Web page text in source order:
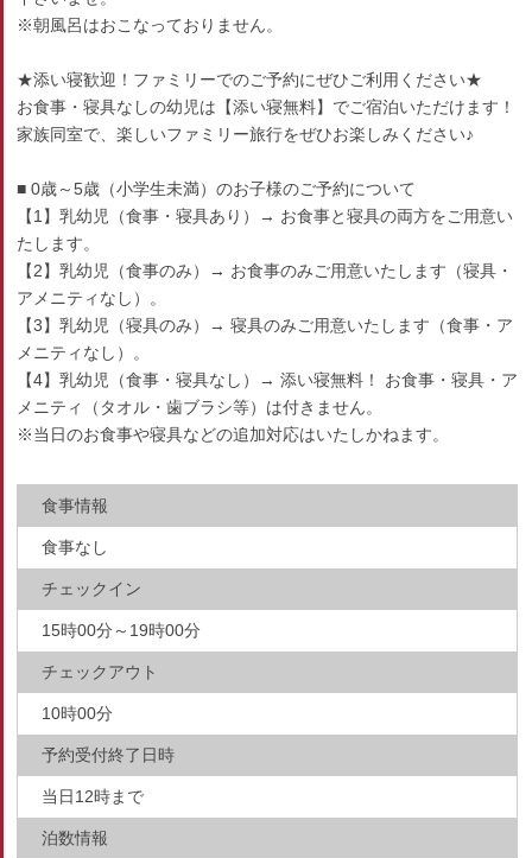
※朝風呂はおこなっておりません。
★添い寝歓迎！ファミリーでのご予約にぜひご利用ください★
お食事・寝具なしの幼児は【添い寝無料】でご宿泊いただけます！
家族同室で、楽しいファミリー旅行をぜひお楽しみください♪
■ 0歳～5歳（小学生未満）のお子様のご予約について
【1】乳幼児（食事・寝具あり）→ お食事と寝具の両方をご用意い
たします。
【2】乳幼児（食事のみ）→ お食事のみご用意いたします（寝具・
アメニティなし）。
【3】乳幼児（寝具のみ）→ 寝具のみご用意いたします（食事・ア
メニティなし）。
【4】乳幼児（食事・寝具なし）→ 添い寝無料！ お食事・寝具・ア
メニティ（タオル・歯ブラシ等）は付きません。
※当日のお食事や寝具などの追加対応はいたしかねます。
食事情報
食事なし
チェックイン
15時00分～19時00分
チェックアウト
10時00分
予約受付終了日時
当日12時まで
泊数情報